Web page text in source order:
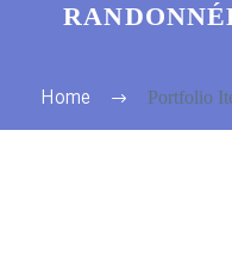
Home Portfolio